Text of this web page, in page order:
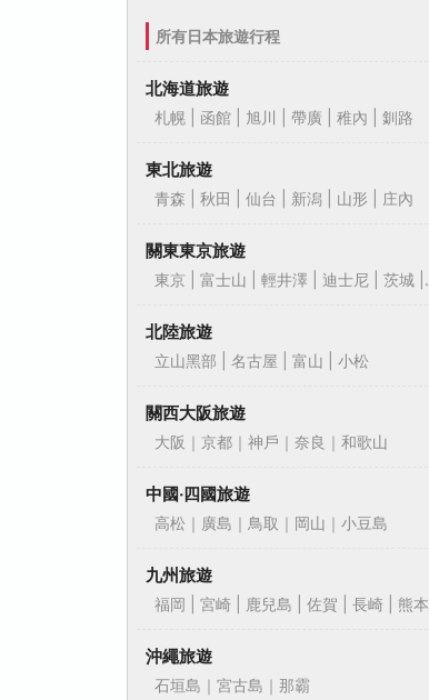
所有日本旅遊行程
北海道旅遊
札幌 | 函館 | 旭川 | 帶廣 | 稚內 | 釧路
東北旅遊
青森 | 秋田 | 仙台 | 新潟 | 山形 | 庄內
關東東京旅遊
東京 | 富士山 | 輕井澤 | 迪士尼 | 茨城 |
北陸旅遊
立山黑部 | 名古屋 | 富山 | 小松
關西大阪旅遊
大阪｜京都｜神戶｜奈良｜和歌山
中國‧四國旅遊
高松｜廣島｜鳥取｜岡山｜小豆島
九州旅遊
福岡 | 宮崎 | 鹿兒島 | 佐賀 | 長崎 | 熊本
沖繩旅遊
石垣島｜宮古島｜那霸